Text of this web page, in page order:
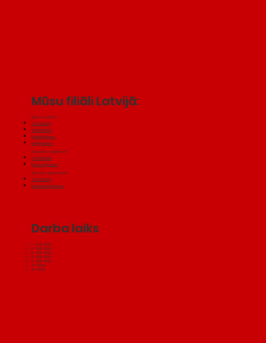
Mūsu filiāli Latvijā:
Rīga, Gaisa iela 23
+371 22030130
+371 29433602
jakubini@inbox.lv
info@jakubini.lv
Daugavpils, Spaļu iela 4a
+371 22005358
jakubini-d@inbox.lv
Ventspils, Siguldas iela 8
+371 29232479
jakubiniventa@inbox.lv
Darba laiks
I: 9:00 - 18:00
II: 9:00 - 18:00
III: 9:00 - 18:00
IV: 9:00 - 18:00
V: 9:00 - 18:00
VI: Slēgts
VII: slēgts